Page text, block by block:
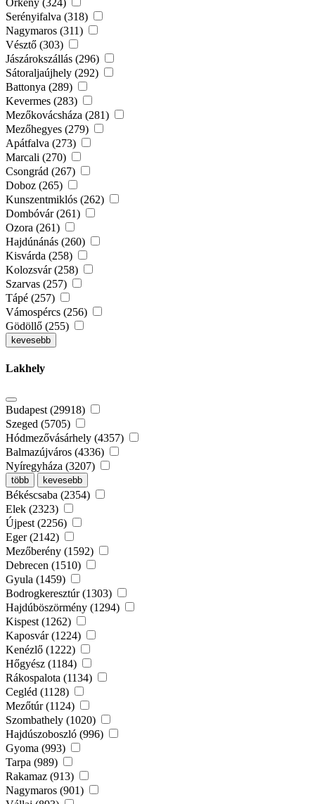
Serényifalva (318)
Nagymaros (311)
Vésztő (303)
Jászárokszállás (296)
Sátoraljaújhely (292)
Battonya (289)
Kevermes (283)
Mezőkovácsháza (281)
Mezőhegyes (279)
Apátfalva (273)
Marcali (270)
Csongrád (267)
Doboz (265)
Kunszentmiklós (262)
Dombóvár (261)
Ozora (261)
Hajdúnánás (260)
Kisvárda (258)
Kolozsvár (258)
Szarvas (257)
Tápé (257)
Vámospércs (256)
Gödöllő (255)
kevesebb
Lakhely
Budapest (29918)
Szeged (5705)
Hódmezővásárhely (4357)
Balmazújváros (4336)
Nyíregyháza (3207)
több kevesebb
Békéscsaba (2354)
Elek (2323)
Újpest (2256)
Eger (2142)
Mezőberény (1592)
Debrecen (1510)
Gyula (1459)
Bodrogkeresztúr (1303)
Hajdúböszörmény (1294)
Kispest (1262)
Kaposvár (1224)
Kenézlő (1222)
Hőgyész (1184)
Rákospalota (1134)
Cegléd (1128)
Mezőtúr (1124)
Szombathely (1020)
Hajdúszoboszló (996)
Gyoma (993)
Tarpa (989)
Rakamaz (913)
Nagymaros (901)